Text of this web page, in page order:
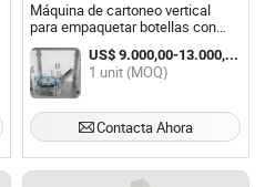
Máquina de cartoneo vertical
para empaquetar botellas con
mesa rotativa automatizada de
rodillos pequeños
US$ 9.000,00-13.000,00 / unit
1 unit (MOQ)
Contacta Ahora